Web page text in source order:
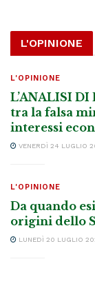
L'OPINIONE
L'OPINIONE
L’ANALISI DI
tra la falsa
interessi
VENERDÌ 24 LUGLIO
L'OPINIONE
Da quando
origini dello
LUNEDÌ 20 LUGLIO